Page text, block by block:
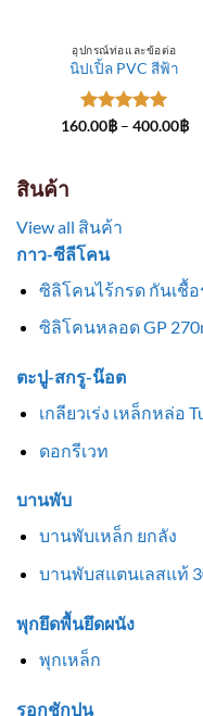
อุปกรณ์ท่อและข้อต่อ
นิปเปิ้ล PVC สีฟ้า
ให้คะแนน
160.00฿ – 400.00฿
สินค้า
View all สินค้า
กาว-ซีลีโคน
ซิลิโคนไร้กรด กันเชื้อ
ซิลิโคนหลอด GP
ตะปู-สกรู-น๊อต
เกลียวเร่ง เหล็กหล่อ
ดอกรีเวท
บานพับ
บานพับเหล็ก ยกลัง
บานพับสแตนเลสแท้
พุกยึดพื้นยึดผนัง
พุกเหล็ก
รอกชักปูน